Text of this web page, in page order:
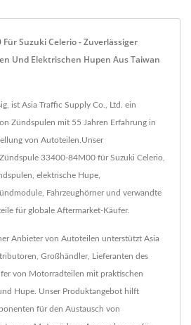
Suzuki Celerio - Zuverlässiger
Und Elektrischen Hupen Aus Taiwan
ist Asia Traffic Supply Co., Ltd. ein
Zündspulen mit 55 Jahren Erfahrung in
von Autoteilen.Unser
33400-84M00 für Suzuki Celerio,
elektrische Hupe,
Fahrzeughörner und verwandte
für globale Aftermarket-Käufer.
Anbieter von Autoteilen unterstützt Asia
Großhändler, Lieferanten des
von Motorradteilen mit praktischen
Hupe. Unser Produktangebot hilft
für den Austausch von